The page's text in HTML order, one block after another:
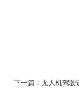
下一篇：无人机驾驶